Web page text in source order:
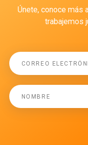
Únete, conoce más
trabajemos